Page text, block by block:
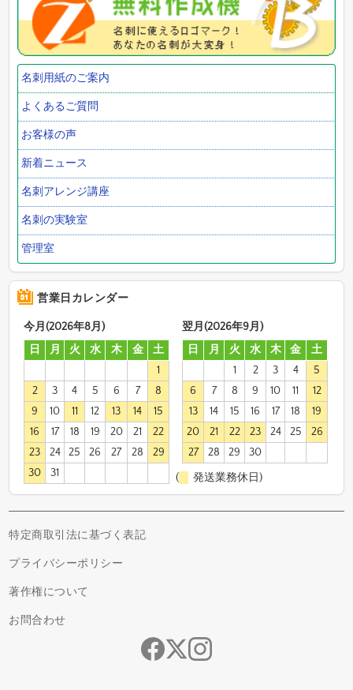
名刺用紙のご案内
よくあるご質問
お客様の声
新着ニュース
名刺アレンジ講座
名刺の実験室
管理室
営業日カレンダー
今月(2026年8月)
日
月 火 水 木 金
土
1
2
3 4 5 6 7
8
9
10 11 12 13 14
15
16
17 18 19 20 21
22
23
24 25 26 27 28
29
30
31
翌月(2026年9月)
日
月 火 水 木 金
土
1
2 3 4
5
6
7 8 9 10 11
12
13
14 15 16 17 18
19
20
21 22 23 24 25
26
27
28 29 30
( 発送業務休日)
特定商取引法に基づく表記
プライバシーポリシー
著作権について
お問合わせ